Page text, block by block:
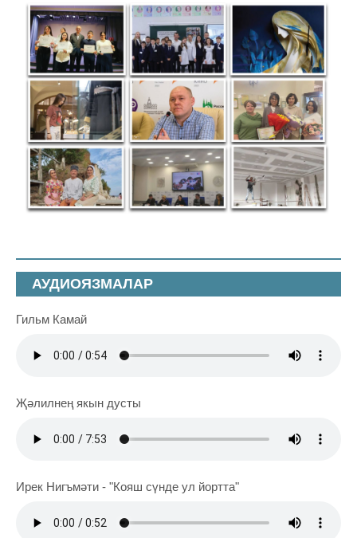
АУДИОЯЗМАЛАР
Гильм Камай
Җәлилнең якын дусты
Ирек Нигъмәти - "Кояш сүнде ул йортта"